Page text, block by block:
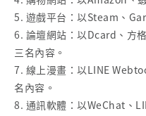
5. 遊戲平台：以Steam、
6. 論壇網站：以Dcard、方
三名內容。
7. 線上漫畫：以LINE
名內容。
8. 通訊軟體：以WeChat、